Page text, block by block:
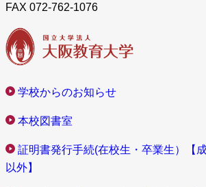
FAX 072-762-1076
学校からのお知らせ
本校図書室
証明書発行手続(在校生・卒業生）【
以外】